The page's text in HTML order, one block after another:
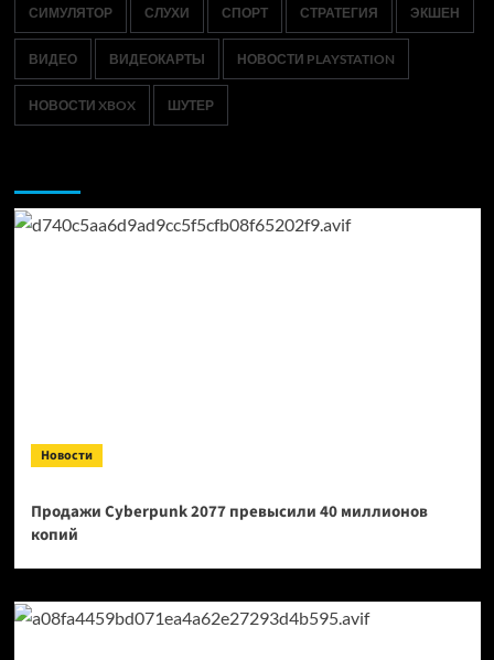
СИМУЛЯТОР СЛУХИ СПОРТ СТРАТЕГИЯ ЭКШЕН
ВИДЕО ВИДЕОКАРТЫ НОВОСТИ PLAYSTATION
НОВОСТИ XBOX ШУТЕР
Новости
Продажи Cyberpunk 2077 превысили 40 миллионов
копий